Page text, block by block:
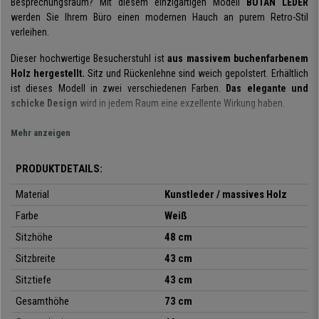
Besprechungsraum? Mit diesem einzigartigen Modell
BUTAN LEDER
werden Sie Ihrem Büro einen modernen Hauch an purem Retro-Stil
verleihen.
Dieser hochwertige Besucherstuhl ist aus massivem buchenfarbenem
Holz hergestellt. Sitz und Rückenlehne sind weich gepolstert. Erhältlich
ist dieses Modell in zwei verschiedenen Farben.
Das elegante und
schicke Design wird in jedem Raum eine exzellente Wirkung haben.
Aber da ein schönes Design nicht alles sein kann, ist dieses Modell
Konturen ergeben ein harmonisches, modernes Gesamtbild, das Qualität
und Eleganz widerspiegelt,
die Ihre Kunden und Besucher bestimmt
Die Polsterung des Stuhls ist mitelegantem Kunstlederbezug
Vierfußgestell aus massivem Holz.Dabei ist die Endfertigung
makellos. Holz hat einen wärmenden Effekt, der an Natur erinnert. Sie
zu schonen, verfügen die Stuhlbeine überFußbeschichtungen,
Mehr anzeigen
PRODUKTDETAILS:
Material
Kunstleder / massives Holz
Farbe
Weiß
Sitzhöhe
48 cm
Sitzbreite
43 cm
Sitztiefe
43 cm
Gesamthöhe
73 cm